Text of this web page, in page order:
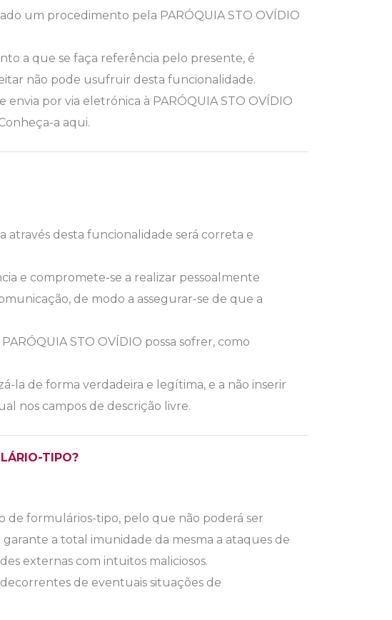
um procedimento pela PARÓQUIA STO OVÍDIO
a que se faça referência pelo presente, é
não pode usufruir desta funcionalidade.
por via eletrónica à PARÓQUIA STO OVÍDIO
a aqui.
desta funcionalidade será correta e
e compromete-se a realizar pessoalmente
de modo a assegurar-se de que a
STO OVÍDIO possa sofrer, como
la de forma verdadeira e legítima, e a não inserir
nos campos de descrição livre.
TIPO?
de formulários-tipo, pelo que não poderá ser
a total imunidade da mesma a ataques de
externas com intuitos maliciosos.
de eventuais situações de